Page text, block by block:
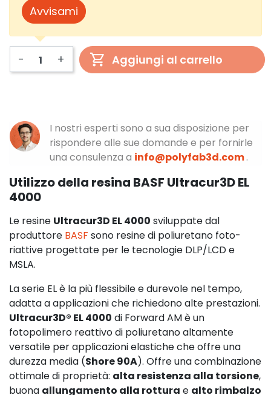
Avvisami
- + Aggiungi al carrello
I nostri esperti sono a sua disposizione per
rispondere alle sue domande e per fornirle
una consulenza a info@polyfab3d.com.
Utilizzo della resina BASF Ultracur3D EL
4000
Le resine Ultracur3D EL 4000 sviluppate dal
produttore BASF sono resine di poliuretano foto-
riattive progettate per le tecnologie DLP/LCD e
MSLA.
La serie EL è la più flessibile e durevole nel tempo,
adatta a applicazioni che richiedono alte prestazioni.
Ultracur3D® EL 4000 di Forward AM è un
fotopolimero reattivo di poliuretano altamente
versatile per applicazioni elastiche che offre una
durezza media (Shore 90A). Offre una combinazione
ottimale di proprietà: alta resistenza alla torsione,
buona allungamento alla rottura e alto rimbalzo